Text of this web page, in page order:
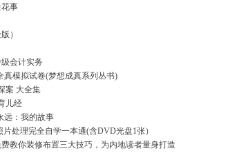
事
）
会计实务
真模拟试卷(梦想成真系列丛书)
案 大全集
儿经
：我的故事
片处理完全自学一本通(含DVD光盘1张）
教你装修布置三大技巧，为内地读者量身打造